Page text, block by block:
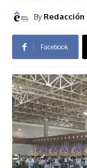
By Redacción
Facebook